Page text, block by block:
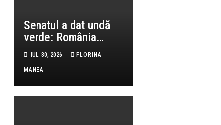
Senatul a dat undă
verde: România
poate primi aproape
800 de milioane de
euro prin noua lege a
încălzirii
IUL. 30, 2026 FLORINA
MANEA